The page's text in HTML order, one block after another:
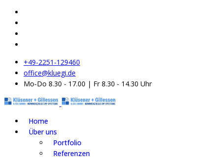
+49-2251-129460
office@kluegi.de
Mo-Do 8.30 - 17.00 | Fr 8.30 - 14.30 Uhr
Home
Über uns
Portfolio
Referenzen